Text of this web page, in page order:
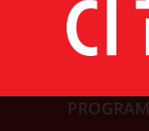
PROGRAM